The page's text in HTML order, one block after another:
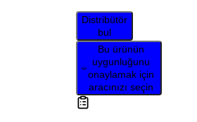
Distribütör
bul
Bu ürünün
uygunluğunu
onaylamak için
aracınızı seçin